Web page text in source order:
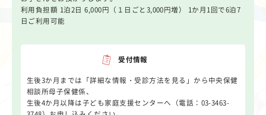
利用負担額 1泊2日 6,000円（１日ごと3,000円増） 1か月1回で6泊7
日ご利用可能
受付情報
生後3か月までは「詳細な情報・受診方法を見る」から中央保健
相談所母子保健係、
生後4か月以降は子ども家庭支援センターへ（電話：03-3463-